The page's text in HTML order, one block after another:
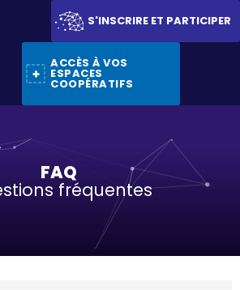
S'INSCRIRE ET PARTICIPER
ACCÈS À VOS
ESPACES
COOPÉRATIFS
FAQ
fréquentes